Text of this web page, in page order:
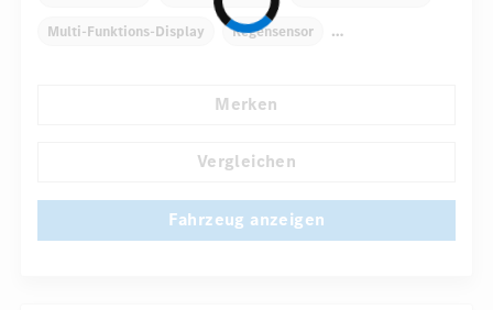
Multi-Funktions-Display Regensensor
Merken
Vergleichen
Fahrzeug anzeigen